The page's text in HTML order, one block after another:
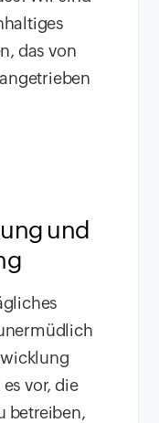
das von
und
vor, die
betreiben,